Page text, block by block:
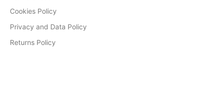
Cookies Policy
Privacy and Data Policy
Returns Policy